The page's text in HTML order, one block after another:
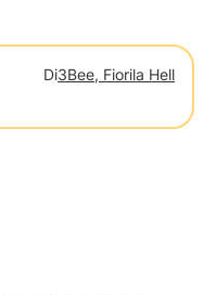
Di3Bee, Fiorila Hell